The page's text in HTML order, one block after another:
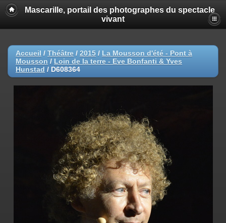
Mascarille, portail des photographes du spectacle
vivant
Accueil / Théâtre / 2015 / La Mousson d'été - Pont à
Mousson / Loin de la terre - Eve Bonfanti & Yves
Hunstad / D608364